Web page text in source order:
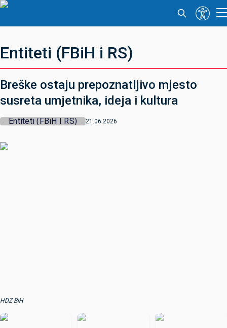
Entiteti (FBiH i RS)
Breške ostaju prepoznatljivo mjesto
susreta umjetnika, ideja i kultura
Entiteti (FBiH I RS) 21.06.2026
HDZ BiH